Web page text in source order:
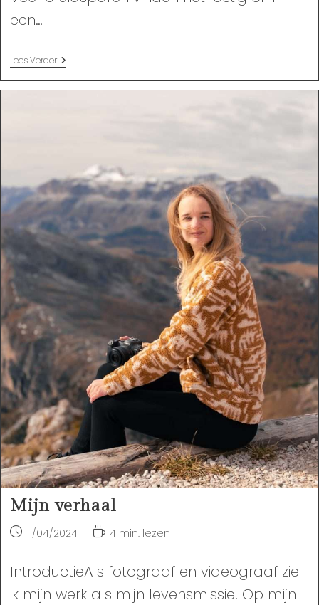
een…
Lees VerderHoe
Kies
Je
Een
Mijn verhaal
Bericht11/04/2024 Leestijd:
4 min. lezen
IntroductieAls fotograaf en videograaf zie
ik mijn werk als mijn levensmissie. Op mijn